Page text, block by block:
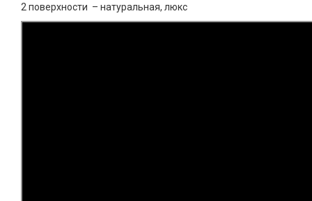
2 поверхности – натуральная, люкс